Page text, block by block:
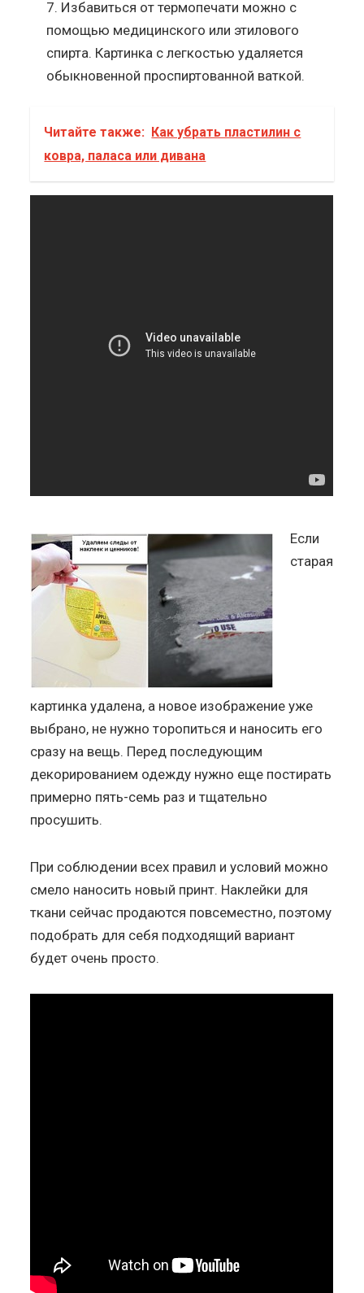
Избавиться от термопечати можно с
помощью медицинского или этилового
спирта. Картинка с легкостью удаляется
обыкновенной проспиртованной ваткой.
Читайте также: Как убрать пластилин с
ковра, паласа или дивана
Если
старая
картинка удалена, а новое изображение уже
выбрано, не нужно торопиться и наносить его
сразу на вещь. Перед последующим
декорированием одежду нужно еще постирать
примерно пять-семь раз и тщательно
просушить.
При соблюдении всех правил и условий можно
смело наносить новый принт. Наклейки для
ткани сейчас продаются повсеместно, поэтому
подобрать для себя подходящий вариант
будет очень просто.